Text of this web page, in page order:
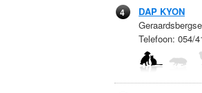
4
DAP KYON
Telefoon: 054/